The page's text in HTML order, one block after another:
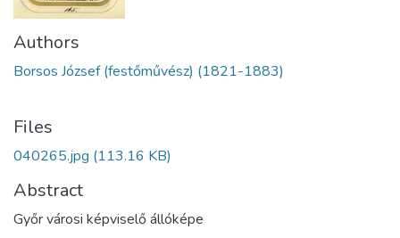
Authors
Borsos József (festőművész) (1821-1883)
Files
040265.jpg (113.16 KB)
Abstract
Győr városi képviselő állóképe